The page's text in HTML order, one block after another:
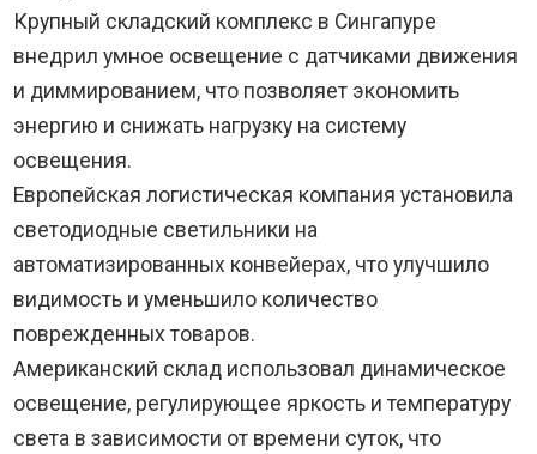
Крупный складский комплекс в Сингапуре
внедрил умное освещение с датчиками движения
и диммированием, что позволяет экономить
энергию и снижать нагрузку на систему
освещения.
Европейская логистическая компания установила
светодиодные светильники на
автоматизированных конвейерах, что улучшило
видимость и уменьшило количество
поврежденных товаров.
Американский склад использовал динамическое
освещение, регулирующее яркость и температуру
света в зависимости от времени суток, что